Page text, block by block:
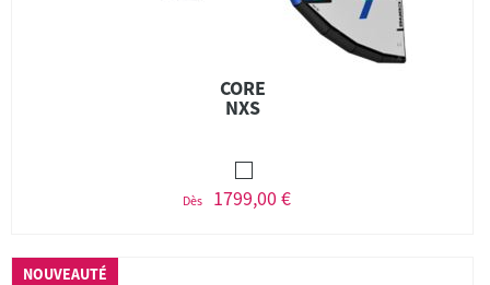
CORE
NXS
Dès 1799,00 €
NOUVEAUTÉ